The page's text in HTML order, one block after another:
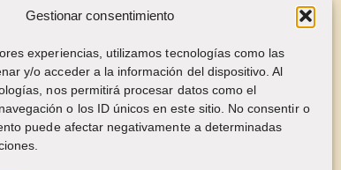
Gestionar consentimiento
experiencias, utilizamos tecnologías como las
y/o acceder a la información del dispositivo. Al
nos permitirá procesar datos como el
o los ID únicos en este sitio. No consentir o
puede afectar negativamente a determinadas
el Bundestag
El Hno. Lukas Boving OSB
entregó un ejemplar de la
Regla al Bundestag y dirigió
una devoción matutina,